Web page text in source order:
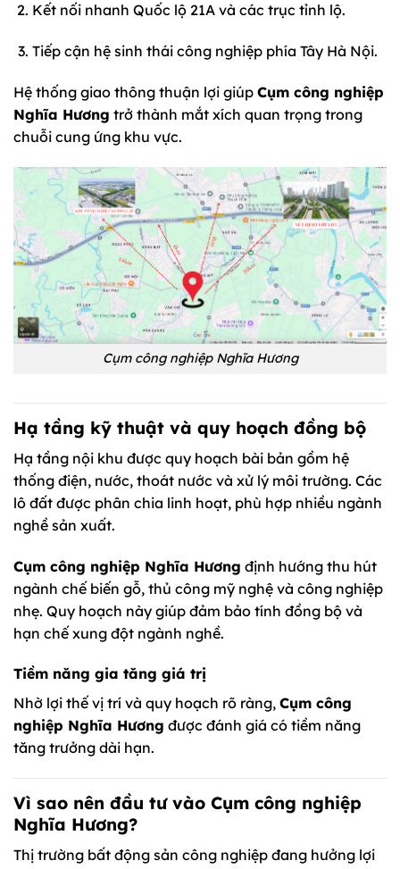
Kết nối nhanh Quốc lộ 21A và các trục tỉnh lộ.
Tiếp cận hệ sinh thái công nghiệp phía Tây Hà Nội.
Hệ thống giao thông thuận lợi giúp Cụm công nghiệp
Nghĩa Hương trở thành mắt xích quan trọng trong
chuỗi cung ứng khu vực.
Cụm công nghiệp Nghĩa Hương
Hạ tầng kỹ thuật và quy hoạch đồng bộ
Hạ tầng nội khu được quy hoạch bài bản gồm hệ
thống điện, nước, thoát nước và xử lý môi trường. Các
lô đất được phân chia linh hoạt, phù hợp nhiều ngành
nghề sản xuất.
Cụm công nghiệp Nghĩa Hương định hướng thu hút
ngành chế biến gỗ, thủ công mỹ nghệ và công nghiệp
nhẹ. Quy hoạch này giúp đảm bảo tính đồng bộ và
hạn chế xung đột ngành nghề.
Tiềm năng gia tăng giá trị
Nhờ lợi thế vị trí và quy hoạch rõ ràng, Cụm công
nghiệp Nghĩa Hương được đánh giá có tiềm năng
tăng trưởng dài hạn.
Vì sao nên đầu tư vào Cụm công nghiệp
Nghĩa Hương?
Thị trường bất động sản công nghiệp đang hưởng lợi